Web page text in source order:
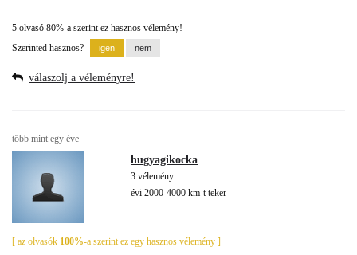
5 olvasó 80%-a szerint ez hasznos vélemény!
Szerinted hasznos?
válaszolj a véleményre!
több mint egy éve
hugyagikocka
3 vélemény
évi 2000-4000 km-t teker
[ az olvasók 100%-a szerint ez egy hasznos vélemény ]